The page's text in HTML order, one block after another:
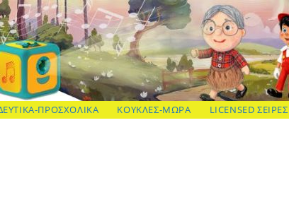
ΠΡΟΣΧΟΛΙΚΑ ΚΟΥΚΛΕΣ-ΜΩΡΑ LICENSED ΣΕΙΡΕΣ